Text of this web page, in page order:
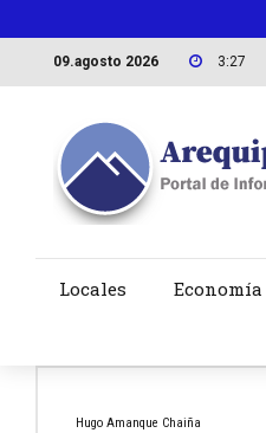
09.agosto 2026 3:27
Locales Economía
Hugo Amanque Chaiña